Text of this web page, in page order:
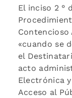
El inciso 2 °
«cuando se
el
acto
Electrónica
Acceso al